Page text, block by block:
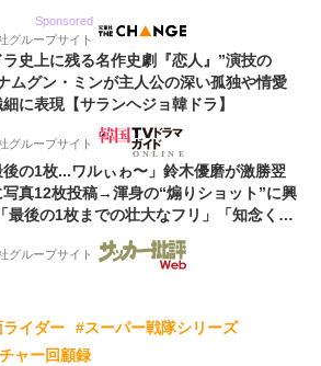
Sponsored
グループサイト
ラ史上に残る名作史劇『恋人』”演技の
ムグン・ミンが主人公の深い孤独や情愛
細に表現【サランヘジョ韓ドラ】
グループサイト
後の1枚...ワルぃゎ〜」鈴木優磨が激勝翌
写真12枚投稿→渾身の“煽りショット”に興
最後の1枚までの壮大なフリ」「知念くん
とどんだけ好きなんよw」
グループサイト
イダー
#スーパー戦隊シリーズ
ャー回顧録